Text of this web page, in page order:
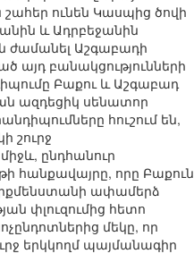
ունեն Կասպից ծովի
և Ադրբեջանին
ժամանել Աշգաբադի
այդ բանակցությունների
Բաքու և Աշգաբադ
ազդեցիկ սենատոր
հուշում են,
շուրջ
ընդհանուր
հանքավայրը, որը Բաքուն
ափամերձ
փլուզումից հետո
մեկը, որ
երկկողմ պայմանագիր